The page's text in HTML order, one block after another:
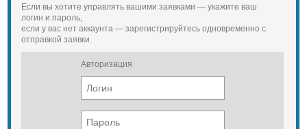
Если вы хотите управлять вашими заявками — укажите ваш
логин и пароль,
если у вас нет аккаунта — зарегистрируйтесь одновременно с
отправкой заявки.
Авторизация